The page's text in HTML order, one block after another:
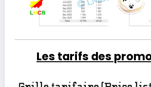
Les tarifs des